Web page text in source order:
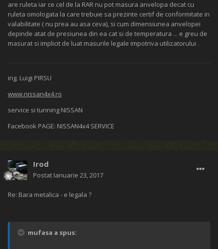
are ruleta iar ce cel de la RAR nu pot masura anvelopa decat cu
ruleta omologata la care trebuie sa prezinte certif de conformitate in
valabilitate ( nu prea au asa ceva), si cum dimensiunea anvelopei
depinde atat de presiunea din ea cat si de temperatura ... e greu de
masurat si implicit de luat masurile legale impotriva utilizatorului .
ing. Luigi PIRSU
www.nissan4x4.ro
service si tunning NISSAN
Facebook PAGE: NISSAN4x4 SERVICE
Irod
Postat Ianuarie 23, 2017
Re: Bara metalica - e legala ?
mufasa a spus: